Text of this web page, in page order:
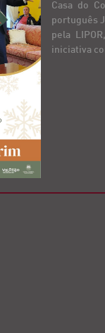
Casa do
português
pela
iniciativa